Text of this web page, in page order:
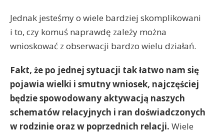
Jednak jesteśmy o wiele bardziej skomplikowani
i to, czy komuś naprawdę zależy można
wnioskować z obserwacji bardzo wielu działań.
Fakt, że po jednej sytuacji tak łatwo nam się
pojawia wielki i smutny wniosek, najczęściej
będzie spowodowany aktywacją naszych
schematów relacyjnych i ran doświadczonych
w rodzinie oraz w poprzednich relacji. Wiele